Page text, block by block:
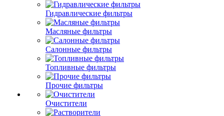
Гидравлические фильтры
Масляные фильтры
Салонные фильтры
Топливные фильтры
Прочие фильтры
Очистители